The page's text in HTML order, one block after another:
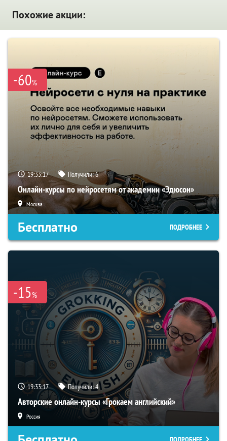
Похожие акции:
-60%
19:33:16 Получили:6
Онлайн-курсы по нейросетям от академии «Эдюсон»
Москва
Бесплатно ПОДРОБНЕЕ
-15%
19:33:16 Получили:4
Авторские онлайн-курсы «Грокаем английский»
Россия